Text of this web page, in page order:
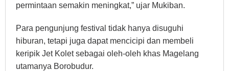
permintaan semakin meningkat,” ujar Mukiban.
Para pengunjung festival tidak hanya disuguhi
hiburan, tetapi juga dapat mencicipi dan membeli
keripik Jet Kolet sebagai oleh-oleh khas Magelang
utamanya Borobudur.